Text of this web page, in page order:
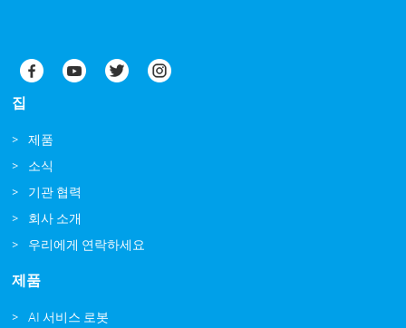
집
제품
소식
기관 협력
회사 소개
우리에게 연락하세요
제품
AI 서비스 로봇